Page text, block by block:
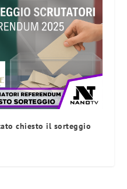
chiesto il sorteggio